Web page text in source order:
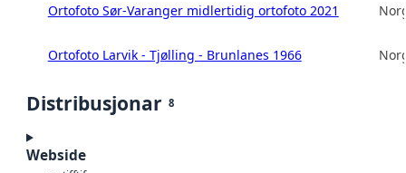
Ortofoto Sør-Varanger midlertidig ortofoto 2021
Ortofoto Larvik - Tjølling - Brunlanes 1966
Distribusjonar 8
Webside